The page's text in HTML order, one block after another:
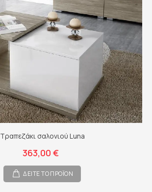
Τραπεζάκι σαλονιού Luna
363,00 €
ΔΕΙΤΕ ΤΟ ΠΡΟΪΟΝ